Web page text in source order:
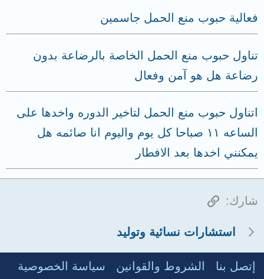
فعالية حبوب منع الحمل جاسمين
تناول حبوب منع الحمل الخاصة بالرضاعة بدون
رضاعة هل هو آمن وفعال
اتناول حبوب منع الحمل لتاخير الدوره واخدها على
الساعه ١١ صباحا كل يوم واليوم انا صائمه هل
يمكنني اخدها بعد الافطار
شارك: الرابط
استشارات نسائية وتوليد
إتصل بنا الشروط والقوانين
سياسة الخصوصية